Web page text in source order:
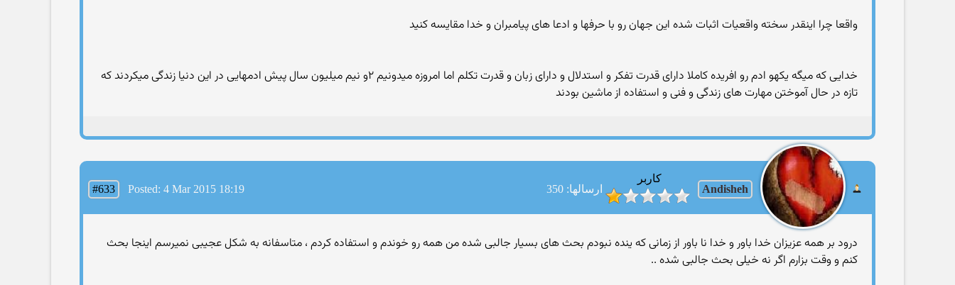
واقعا چرا اینقدر سخته واقعیات اثبات شده این جهان رو با حرفها و ادعا های پیامبران و خدا مقایسه کنید
خدایی که میگه یکهو ادم رو افریده کاملا دارای قدرت تفکر و استدلال و دارای زبان و قدرت تکلم اما امروزه میدونیم ۲و نیم میلیون سال پیش ادمهایی در این دنیا زندگی میکردند که
تازه در حال آموختن مهارت های زندگی و فنی و استفاده از ماشین بودند
Andisheh
کاربر
ارسالها: 350
#633 Posted: 4 Mar 2015 18:19
درود بر همه عزیزان خدا باور و خدا نا باور از زمانی که ینده نبودم بحث های بسیار جالبی شده من همه رو خوندم و استفاده کردم ، متاسفانه به شکل عجیبی نمیرسم اینجا بحث
کنم و وقت بزارم اگر نه خیلی بحث جالبی شده ..